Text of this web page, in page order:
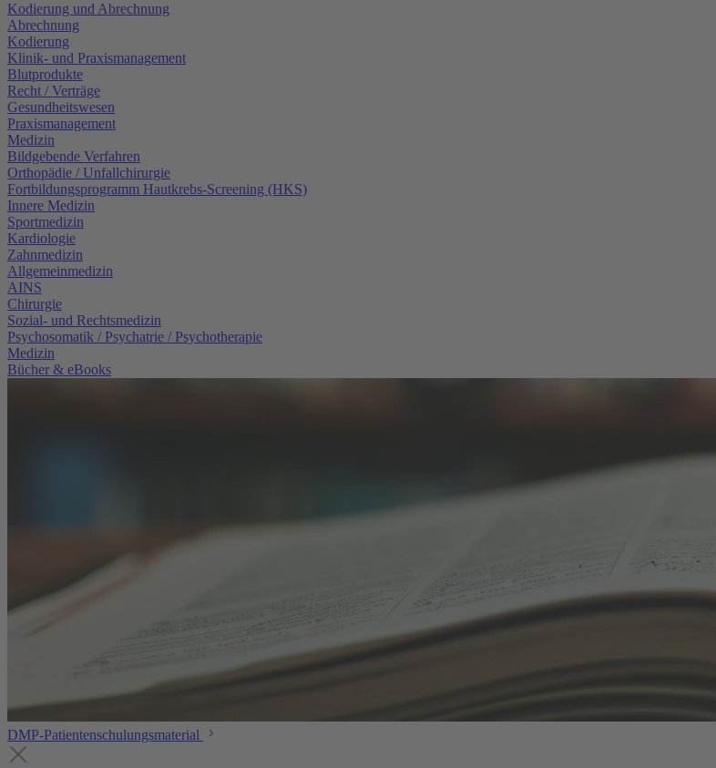
Kodierung und Abrechnung
Abrechnung
Kodierung
Klinik- und Praxismanagement
Blutprodukte
Recht / Verträge
Gesundheitswesen
Praxismanagement
Medizin
Bildgebende Verfahren
Orthopädie / Unfallchirurgie
Fortbildungsprogramm Hautkrebs-Screening (HKS)
Innere Medizin
Sportmedizin
Kardiologie
Zahnmedizin
Allgemeinmedizin
AINS
Chirurgie
Sozial- und Rechtsmedizin
Psychosomatik / Psychatrie / Psychotherapie
Medizin
Bücher & eBooks
DMP-Patientenschulungsmaterial